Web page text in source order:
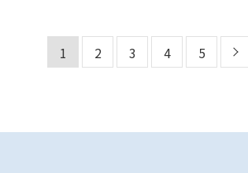
1 2 3 4 5